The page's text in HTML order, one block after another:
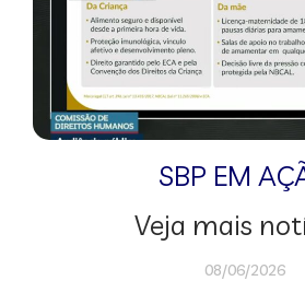
SBP EM
Veja mais
08/06/2026